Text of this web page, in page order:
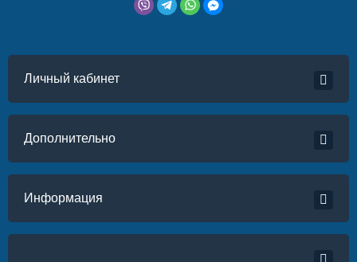
Личный кабинет
Дополнительно
Информация